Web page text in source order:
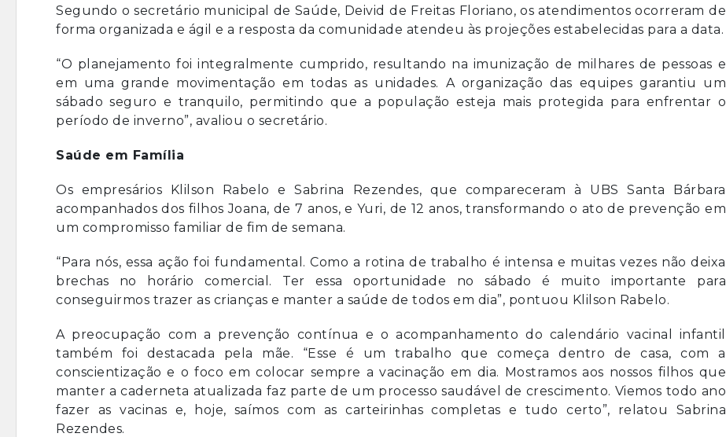
Segundo o secretário municipal de Saúde, Deivid de Freitas Floriano, os atendimentos ocorreram de
forma organizada e ágil e a resposta da comunidade atendeu às projeções estabelecidas para a data.
“O planejamento foi integralmente cumprido, resultando na imunização de milhares de pessoas e
em uma grande movimentação em todas as unidades. A organização das equipes garantiu um
sábado seguro e tranquilo, permitindo que a população esteja mais protegida para enfrentar o
período de inverno”, avaliou o secretário.
Saúde em Família
Os empresários Klilson Rabelo e Sabrina Rezendes, que compareceram à UBS Santa Bárbara
acompanhados dos filhos Joana, de 7 anos, e Yuri, de 12 anos, transformando o ato de prevenção em
um compromisso familiar de fim de semana.
“Para nós, essa ação foi fundamental. Como a rotina de trabalho é intensa e muitas vezes não deixa
brechas no horário comercial. Ter essa oportunidade no sábado é muito importante para
conseguirmos trazer as crianças e manter a saúde de todos em dia”, pontuou Klilson Rabelo.
A preocupação com a prevenção contínua e o acompanhamento do calendário vacinal infantil
também foi destacada pela mãe. “Esse é um trabalho que começa dentro de casa, com a
conscientização e o foco em colocar sempre a vacinação em dia. Mostramos aos nossos filhos que
manter a caderneta atualizada faz parte de um processo saudável de crescimento. Viemos todo ano
fazer as vacinas e, hoje, saímos com as carteirinhas completas e tudo certo”, relatou Sabrina
Rezendes.